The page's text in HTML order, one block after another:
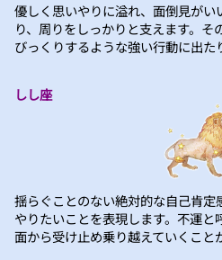
優しく思いやりに溢れ、面倒見がい
り、周りをしっかりと支えます。
びっくりするような強い行動に出た
しし座
揺らぐことのない絶対的な自己肯定
やりたいことを表現します。不運
面から受け止め乗り越えていくこと